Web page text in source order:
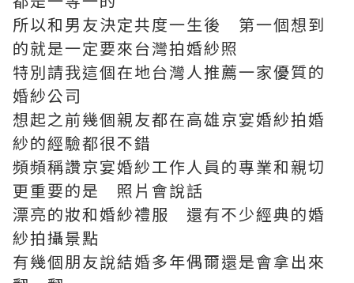
所以和男友決定共度一生後 第一個想到
的就是一定要來台灣拍婚紗照
特別請我這個在地台灣人推薦一家優質的
婚紗公司
想起之前幾個親友都在高雄京宴婚紗拍婚
紗的經驗都很不錯
頻頻稱讚京宴婚紗工作人員的專業和親切
更重要的是 照片會說話
漂亮的妝和婚紗禮服 還有不少經典的婚
紗拍攝景點
有幾個朋友說結婚多年偶爾還是會拿出來